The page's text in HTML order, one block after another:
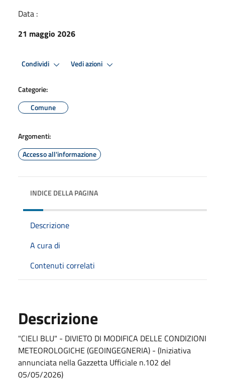
Data :
21 maggio 2026
Condividi Vedi azioni
Categorie:
Comune
Argomenti:
Accesso all'informazione
INDICE DELLA PAGINA
Descrizione
A cura di
Contenuti correlati
Descrizione
"CIELI BLU" - DIVIETO DI MODIFICA DELLE CONDIZIONI
METEOROLOGICHE (GEOINGEGNERIA) - (Iniziativa
annunciata nella Gazzetta Ufficiale n.102 del
05/05/2026)